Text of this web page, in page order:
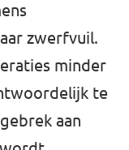
zwerfvuil.
minder
te
aan